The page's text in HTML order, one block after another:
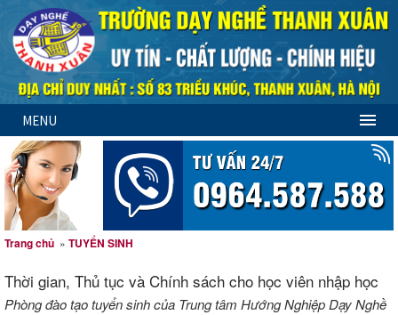
MENU
Trang chủ » TUYỂN SINH
Thời gian, Thủ tục và Chính sách cho học viên nhập học
Phòng đào tạo tuyển sinh của Trung tâm Hướng Nghiệp Dạy Nghề